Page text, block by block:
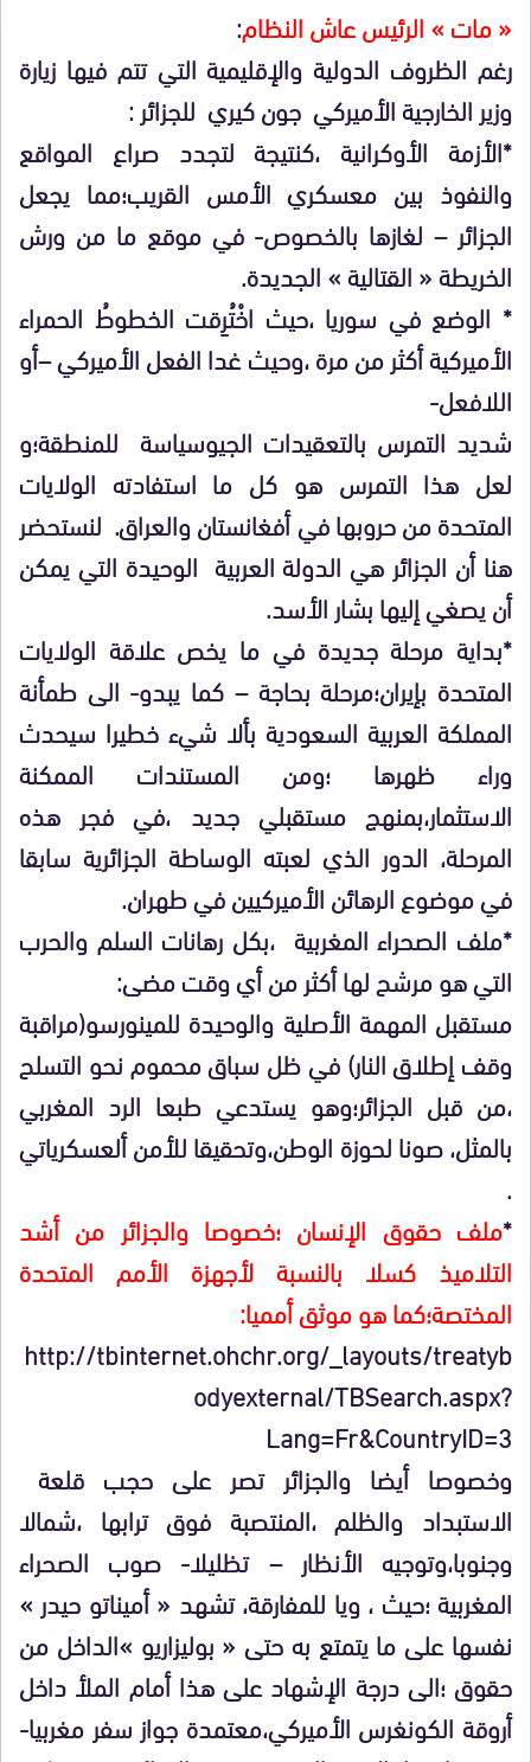
« مات » الرئيس عاش النظام:
رغم الظروف الدولية والإقليمية التي تتم فيها زيارة
وزير الخارجية الأميركي جون كيري للجزائر :
*الأزمة الأوكرانية ،كنتيجة لتجدد صراع المواقع
والنفوذ بين معسكري الأمس القريب؛مما يجعل
الجزائر – لغازها بالخصوص- في موقع ما من ورش
الخريطة « القتالية » الجديدة.
* الوضع في سوريا ،حيث اخْتُرِقت الخطوطُ الحمراء
الأميركية أكثر من مرة ،وحيث غدا الفعل الأميركي –أو
اللافعل-
شديد التمرس بالتعقيدات الجيوسياسة للمنطقة؛و
لعل هذا التمرس هو كل ما استفادته الولايات
المتحدة من حروبها في أفغانستان والعراق. لنستحضر
هنا أن الجزائر هي الدولة العربية الوحيدة التي يمكن
أن يصغي إليها بشار الأسد.
*بداية مرحلة جديدة في ما يخص علاقة الولايات
المتحدة بإيران؛مرحلة بحاجة – كما يبدو- الى طمأنة
المملكة العربية السعودية بألا شيء خطيرا سيحدث
وراء ظهرها ؛ومن المستندات الممكنة
الاستثمار،بمنهج مستقبلي جديد ،في فجر هذه
المرحلة، الدور الذي لعبته الوساطة الجزائرية سابقا
في موضوع الرهائن الأميركيين في طهران.
*ملف الصحراء المغربية ،بكل رهانات السلم والحرب
التي هو مرشح لها أكثر من أي وقت مضى:
مستقبل المهمة الأصلية والوحيدة للمينورسو(مراقبة
وقف إطلاق النار) في ظل سباق محموم نحو التسلح
،من قبل الجزائر؛وهو يستدعي طبعا الرد المغربي
بالمثل، صونا لحوزة الوطن،وتحقيقا للأمن ألعسكرياتي
.
*ملف حقوق الإنسان ؛خصوصا والجزائر من أشد
التلاميذ كسلا بالنسبة لأجهزة الأمم المتحدة
المختصة؛كما هو موثق أمميا:
http://tbinternet.ohchr.org/_layouts/treatyb
odyexternal/TBSearch.aspx?
Lang=Fr&CountryID=3
وخصوصا أيضا والجزائر تصر على حجب قلعة
الاستبداد والظلم ،المنتصبة فوق ترابها ،شمالا
وجنوبا،وتوجيه الأنظار – تظليلا- صوب الصحراء
المغربية ؛حيث ، ويا للمفارقة، تشهد « أميناتو حيدر »
نفسها على ما يتمتع به حتى « بوليزاريو »الداخل من
حقوق ؛الى درجة الإشهاد على هذا أمام الملأ داخل
أروقة الكونغرس الأميركي،معتمدة جواز سفر مغربيا-